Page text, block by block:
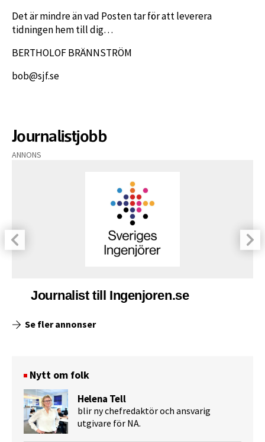
Det är mindre än vad Posten tar för att leverera
tidningen hem till dig…
BERTHOLOF BRÄNNSTRÖM
bob@sjf.se
Journalistjobb
ANNONS
Journalist till Ingenjoren.se
Se fler annonser
Nytt om folk
Helena Tell
blir ny chefredaktör och ansvarig
utgivare för NA.